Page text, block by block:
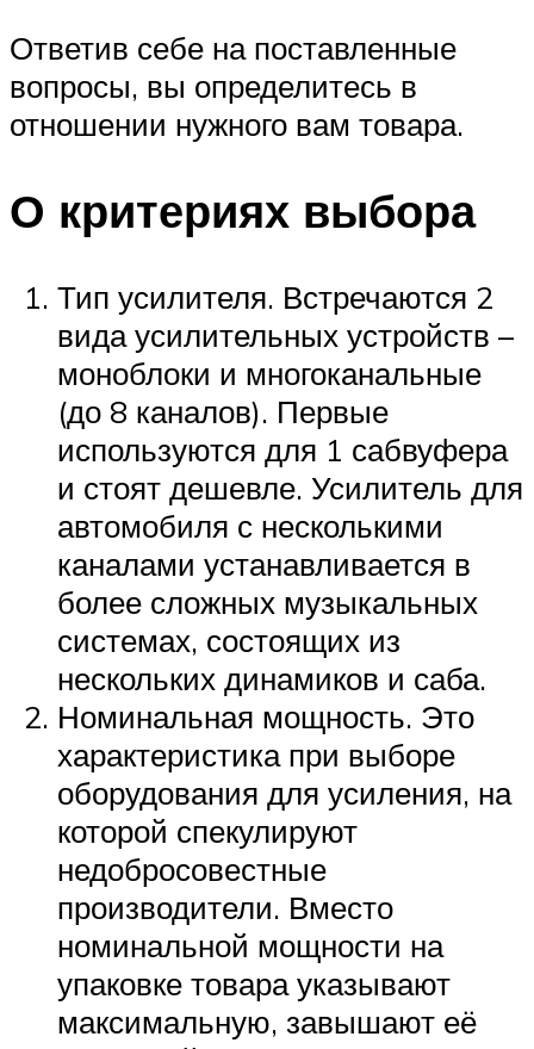
Ответив себе на поставленные
вопросы, вы определитесь в
отношении нужного вам товара.
О критериях выбора
Тип усилителя. Встречаются 2
вида усилительных устройств –
моноблоки и многоканальные
(до 8 каналов). Первые
используются для 1 сабвуфера
и стоят дешевле. Усилитель для
автомобиля с несколькими
каналами устанавливается в
более сложных музыкальных
системах, состоящих из
нескольких динамиков и саба.
Номинальная мощность. Это
характеристика при выборе
оборудования для усиления, на
которой спекулируют
недобросовестные
производители. Вместо
номинальной мощности на
упаковке товара указывают
максимальную, завышают её